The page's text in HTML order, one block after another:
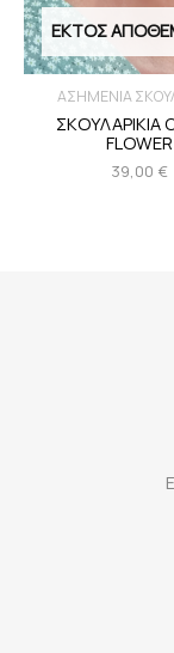
ΕΚΤΌΣ
ΑΣΗΜΕΝΙΑ
ΣΚΟΥΛΑΡΙΚΙΑ
FLOWER
39,00 €